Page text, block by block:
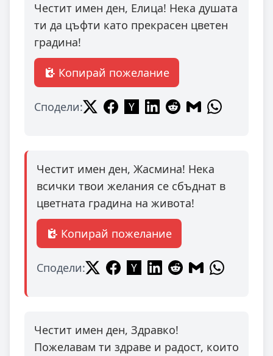
Честит имен ден, Елица! Нека душата
ти да цъфти като прекрасен цветен
градина!
Копирай пожелание
Сподели:
Честит имен ден, Жасмина! Нека
всички твои желания се сбъднат в
цветната градина на живота!
Копирай пожелание
Сподели:
Честит имен ден, Здравко!
Пожелавам ти здраве и радост, които